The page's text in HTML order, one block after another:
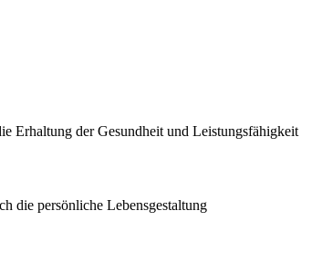
Erhaltung der Gesundheit und Leistungsfähigkeit
die persönliche Lebensgestaltung